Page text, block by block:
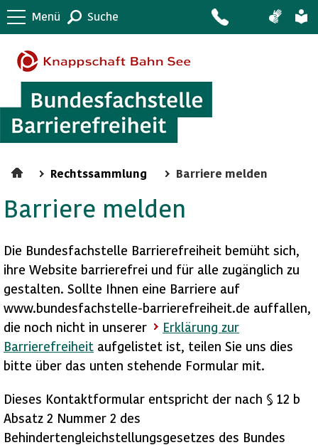
Menü Suche
Rechtssammlung Barriere melden
Barriere melden
Die Bundesfachstelle Barrierefreiheit bemüht sich,
ihre Website barrierefrei und für alle zugänglich zu
gestalten. Sollte Ihnen eine Barriere auf
www.bundesfachstelle-barrierefreiheit.de auffallen,
die noch nicht in unserer
Erklärung zur
Barrierefreiheit aufgelistet ist, teilen Sie uns dies
bitte über das unten stehende Formular mit.
Dieses Kontaktformular entspricht der nach § 12 b
Absatz 2 Nummer 2 des
Behindertengleichstellungsgesetzes des Bundes